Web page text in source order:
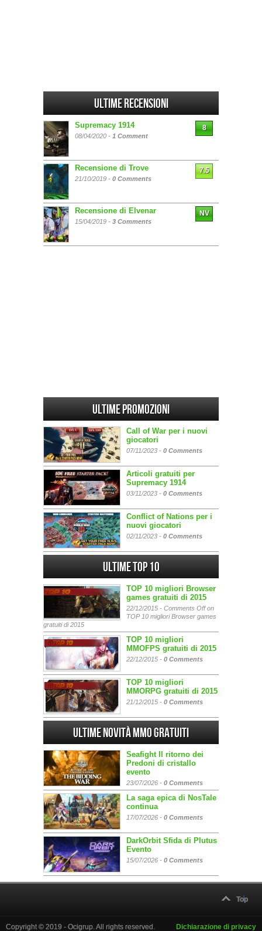
Ultime Recensioni
Supremacy 1914
08/04/2020 - 1 Comment
8
Recensione di Trove
21/10/2019 - 0 Comments
7.5
Recensione di Elvenar
15/04/2019 - 3 Comments
NV
Ultime promozioni
Call of War per i nuovi
giocatori
07/11/2023 - 0 Comments
Articoli gratuiti per
Supremacy 1914
03/11/2023 - 0 Comments
Conflict of Nations per i
nuovi giocatori
02/11/2023 - 0 Comments
Ultime Top 10
TOP 10 migliori Browser
games gratuiti di 2015
22/12/2015 - Comments Offon
TOP 10 migliori Browser games
gratuiti di 2015
TOP 10 migliori
MMOFPS gratuiti di 2015
22/12/2015 - 0 Comments
TOP 10 migliori
MMORPG gratuiti di 2015
21/12/2015 - 0 Comments
Ultime Novità MMO gratuiti
Seafight Il ritorno dei
Predoni di cristallo
evento
23/07/2026 - 0 Comments
La saga epica di NosTale
continua
17/07/2026 - 0 Comments
DarkOrbit Sfida di Plutus
Evento
15/07/2026 - 0 Comments
Top
Copyright © 2019 - Ocigrup. All rights reserved. Dichiarazione di privacy